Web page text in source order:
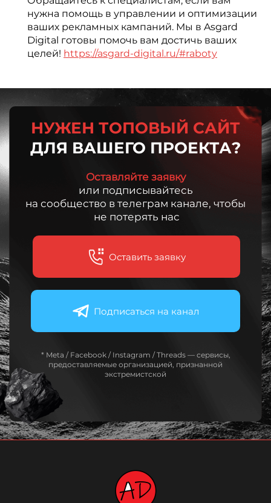
нужна помощь в управлении и оптимизации
ваших рекламных кампаний. Мы в Asgard
Digital готовы помочь вам достичь ваших
целей! https://asgard-digital.ru/#raboty
НУЖЕН ТОПОВЫЙ САЙТ
ДЛЯ ВАШЕГО ПРОЕКТА?
Оставляйте заявку
или подписывайтесь
на сообщество в телеграм канале, чтобы
не потерять нас
Оставить заявку
Подписаться на канал
* Meta / Facebook / Instagram / Threads — сервисы,
предоставляемые организацией, признанной
экстремистской